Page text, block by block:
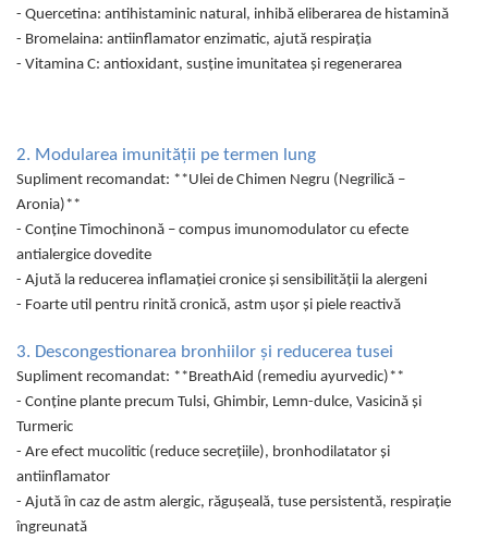
Cătină
Chlorella
Produse Apicole
Cacao
- Quercetina: antihistaminic natural, inhibă eliberarea de histamină
- Bromelaina: antiinflamator enzimatic, ajută respirația
- Vitamina C: antioxidant, susține imunitatea și regenerarea
2. Modularea imunității pe termen lung
Supliment recomandat: **Ulei de Chimen Negru (Negrilică –
Aronia)**
- Conține Timochinonă – compus imunomodulator cu efecte
antialergice dovedite
- Ajută la reducerea inflamației cronice și sensibilității la alergeni
- Foarte util pentru rinită cronică, astm ușor și piele reactivă
3. Descongestionarea bronhiilor și reducerea tusei
Supliment recomandat: **BreathAid (remediu ayurvedic)**
- Conține plante precum Tulsi, Ghimbir, Lemn-dulce, Vasicină și
Turmeric
- Are efect mucolitic (reduce secrețiile), bronhodilatator și
antiinflamator
- Ajută în caz de astm alergic, răgușeală, tuse persistentă, respirație
îngreunată